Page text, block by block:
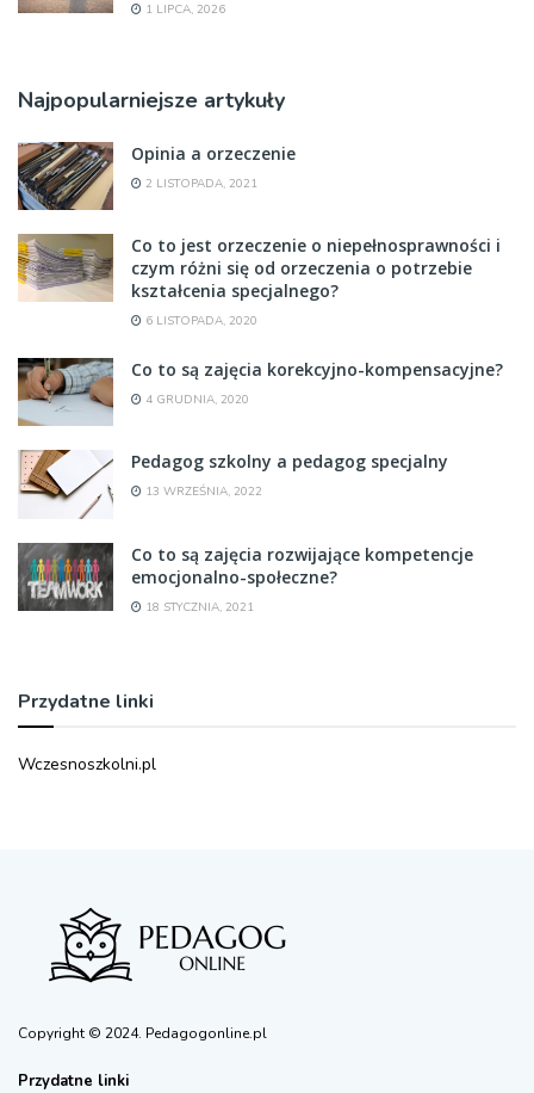
1 LIPCA, 2026
Najpopularniejsze artykuły
Opinia a orzeczenie
2 LISTOPADA, 2021
Co to jest orzeczenie o niepełnosprawności i
czym różni się od orzeczenia o potrzebie
kształcenia specjalnego?
6 LISTOPADA, 2020
Co to są zajęcia korekcyjno-kompensacyjne?
4 GRUDNIA, 2020
Pedagog szkolny a pedagog specjalny
13 WRZEŚNIA, 2022
Co to są zajęcia rozwijające kompetencje
emocjonalno-społeczne?
18 STYCZNIA, 2021
Przydatne linki
Wczesnoszkolni.pl
Copyright © 2024. Pedagogonline.pl
Przydatne linki